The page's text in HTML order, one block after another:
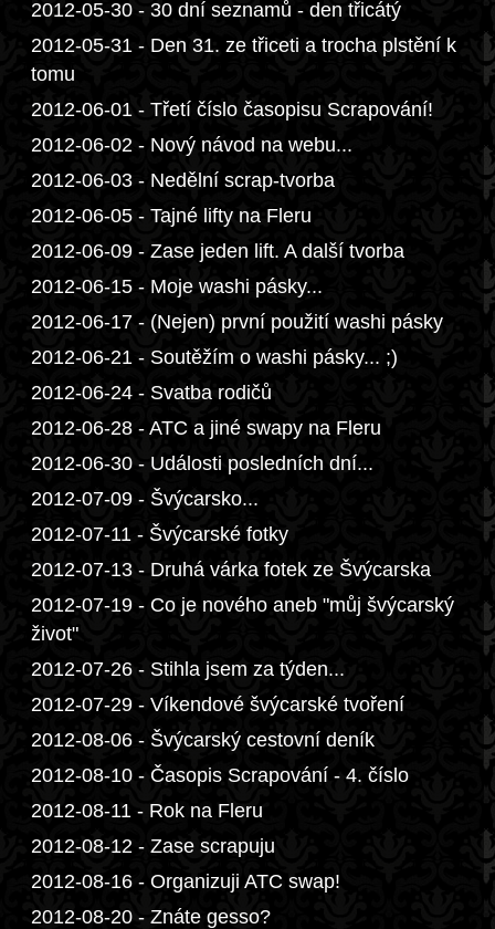
2012-05-30 - 30 dní seznamů - den třicátý
2012-05-31 - Den 31. ze třiceti a trocha plstění k
tomu
2012-06-01 - Třetí číslo časopisu Scrapování!
2012-06-02 - Nový návod na webu...
2012-06-03 - Nedělní scrap-tvorba
2012-06-05 - Tajné lifty na Fleru
2012-06-09 - Zase jeden lift. A další tvorba
2012-06-15 - Moje washi pásky...
2012-06-17 - (Nejen) první použití washi pásky
2012-06-21 - Soutěžím o washi pásky... ;)
2012-06-24 - Svatba rodičů
2012-06-28 - ATC a jiné swapy na Fleru
2012-06-30 - Události posledních dní...
2012-07-09 - Švýcarsko...
2012-07-11 - Švýcarské fotky
2012-07-13 - Druhá várka fotek ze Švýcarska
2012-07-19 - Co je nového aneb "můj švýcarský
život"
2012-07-26 - Stihla jsem za týden...
2012-07-29 - Víkendové švýcarské tvoření
2012-08-06 - Švýcarský cestovní deník
2012-08-10 - Časopis Scrapování - 4. číslo
2012-08-11 - Rok na Fleru
2012-08-12 - Zase scrapuju
2012-08-16 - Organizuji ATC swap!
2012-08-20 - Znáte gesso?